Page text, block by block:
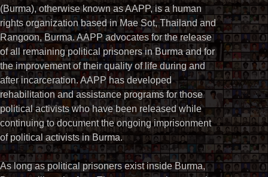
(Burma), otherwise known as AAPP, is a human
rights organization based in Mae Sot, Thailand and
Rangoon, Burma. AAPP advocates for the release
of all remaining political prisoners in Burma and for
the improvement of their quality of life during and
after incarceration. AAPP has developed
rehabilitation and assistance programs for those
political activists who have been released while
continuing to document the ongoing imprisonment
of political activists in Burma.
As long as political prisoners exist inside Burma,